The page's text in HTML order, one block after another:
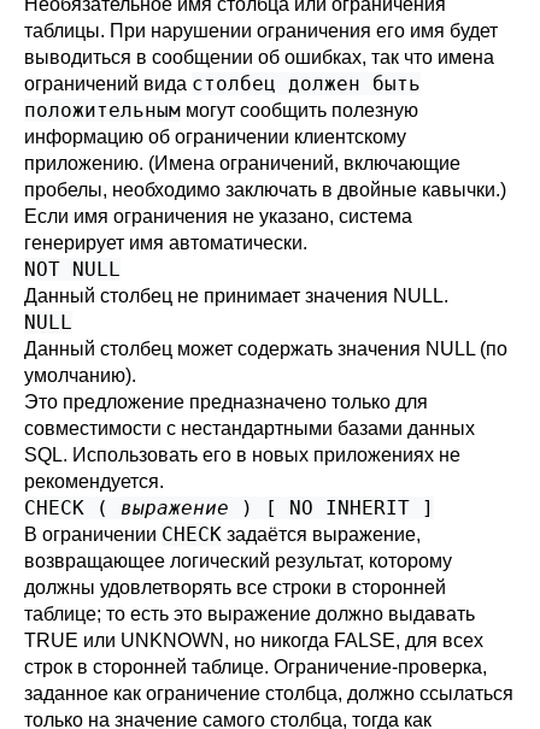
Необязательное имя столбца или ограничения
таблицы. При нарушении ограничения его имя будет
выводиться в сообщении об ошибках, так что имена
ограничений вида столбец должен быть
положительным могут сообщить полезную
информацию об ограничении клиентскому
приложению. (Имена ограничений, включающие
пробелы, необходимо заключать в двойные кавычки.)
Если имя ограничения не указано, система
генерирует имя автоматически.
NOT NULL
Данный столбец не принимает значения NULL.
NULL
Данный столбец может содержать значения NULL (по
умолчанию).
Это предложение предназначено только для
совместимости с нестандартными базами данных
SQL. Использовать его в новых приложениях не
рекомендуется.
CHECK ( выражение ) [ NO INHERIT ]
В ограничении CHECK задаётся выражение,
возвращающее логический результат, которому
должны удовлетворять все строки в сторонней
таблице; то есть это выражение должно выдавать
TRUE или UNKNOWN, но никогда FALSE, для всех
строк в сторонней таблице. Ограничение-проверка,
заданное как ограничение столбца, должно ссылаться
только на значение самого столбца, тогда как